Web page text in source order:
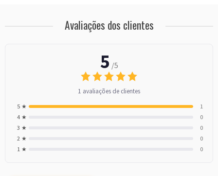
Avaliações dos clientes
5 /5
1 avaliações de clientes
5 ★
1
4 ★
0
3 ★
0
2 ★
0
1 ★
0